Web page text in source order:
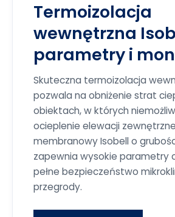
Termoizolacja
wewnętrzna
parametry i
Skuteczna termoizolacja
pozwala na obniżenie strat
obiektach, w których
ocieplenie elewacji
membranowy Isobell o
zapewnia wysokie parametry
pełne bezpieczeństwo
przegrody.